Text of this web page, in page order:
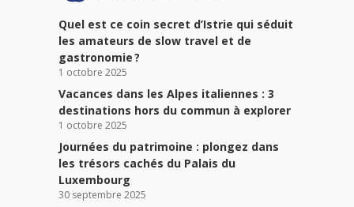
Quel est ce coin secret d’Istrie qui séduit
les amateurs de slow travel et de
gastronomie ?
1 octobre 2025
Vacances dans les Alpes italiennes : 3
destinations hors du commun à explorer
1 octobre 2025
Journées du patrimoine : plongez dans
les trésors cachés du Palais du
Luxembourg
30 septembre 2025